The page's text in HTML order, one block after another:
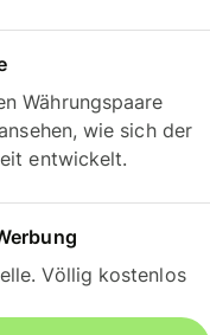
Währungspaare
wie sich der
entwickelt.
Völlig kostenlos